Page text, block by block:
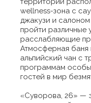
wellness-зона с
джакузи и
пройти различные
расслабляющие
Атмосферная баня
альпийский чан с
программам
гостей в мир
«Суворова, 26» —